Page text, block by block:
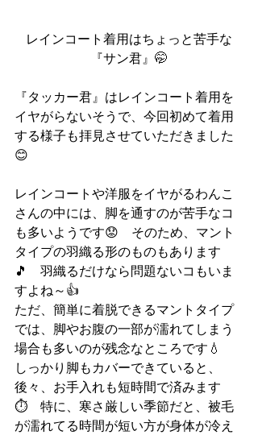
レインコート着用はちょっと苦手な
『サン君』🤭
『タッカー君』はレインコート着用を
イヤがらないそうで、今回初めて着用
する様子も拝見させていただきました
😊
レインコートや洋服をイヤがるわんこ
さんの中には、脚を通すのが苦手なコ
も多いようです😟　そのため、マント
タイプの羽織る形のものもあります
🎵　羽織るだけなら問題ないコもいま
すよね～👍
ただ、簡単に着脱できるマントタイプ
では、脚やお腹の一部が濡れてしまう
場合も多いのが残念なところです💧
しっかり脚もカバーできていると、
後々、お手入れも短時間で済みます
⏱　特に、寒さ厳しい季節だと、被毛
が濡れてる時間が短い方が身体が冷え